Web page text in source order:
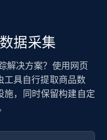
据采集
解决方案？使用网页
工具自行提取商品数
施，同时保留构建自定